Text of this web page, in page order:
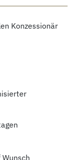
Konzessionär